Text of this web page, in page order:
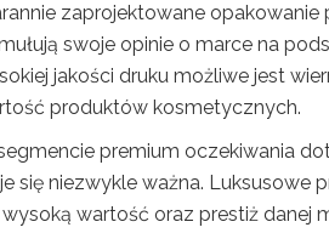
zaprojektowane opakowanie
swoje opinie o marce na
jakości druku możliwe jest
produktów kosmetycznych.
premium oczekiwania
się niezwykle ważna. Luksusowe
wartość oraz prestiż danej